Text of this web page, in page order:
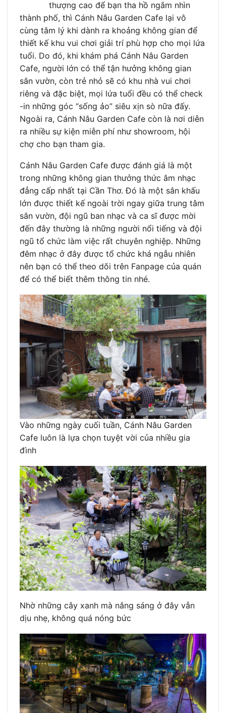
thượng cao để bạn tha hồ ngắm nhìn
thành phố, thì Cánh Nâu Garden Cafe lại vô
cùng tâm lý khi dành ra khoảng không gian để
thiết kế khu vui chơi giải trí phù hợp cho mọi lứa
tuổi. Do đó, khi khám phá Cánh Nâu Garden
Cafe, người lớn có thể tận hưởng không gian
sân vườn, còn trẻ nhỏ sẽ có khu nhà vui chơi
riêng và đặc biệt, mọi lứa tuổi đều có thể check
-in những góc “sống ảo” siêu xịn sò nữa đấy.
Ngoài ra, Cánh Nâu Garden Cafe còn là nơi diễn
ra nhiều sự kiện miễn phí như showroom, hội
chợ cho bạn tham gia.
Cánh Nâu Garden Cafe được đánh giá là một
trong những không gian thưởng thức âm nhạc
đẳng cấp nhất tại Cần Thơ. Đó là một sân khấu
lớn được thiết kế ngoài trời ngay giữa trung tâm
sân vườn, đội ngũ ban nhạc và ca sĩ được mời
đến đây thường là những người nổi tiếng và đội
ngũ tổ chức làm việc rất chuyên nghiệp. Những
đêm nhạc ở đây được tổ chức khá ngẫu nhiên
nên bạn có thể theo dõi trên Fanpage của quán
để có thể biết thêm thông tin nhé.
Vào những ngày cuối tuần, Cánh Nâu Garden
Cafe luôn là lựa chọn tuyệt vời của nhiều gia
đình
Nhờ những cây xanh mà nắng sáng ở đây vẫn
dịu nhẹ, không quá nóng bức